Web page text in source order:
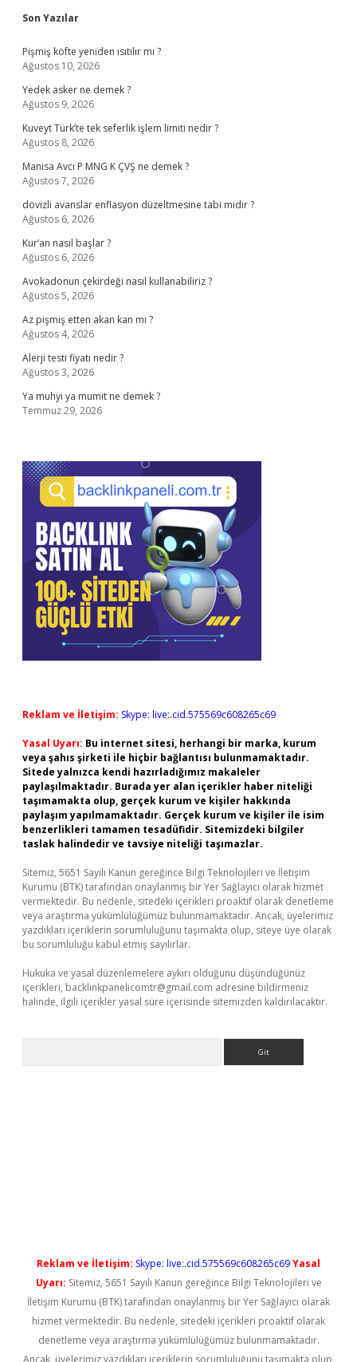
Sidebar
Son Yazılar
Pişmiş köfte yeniden ısıtılır mı ?
Ağustos 10, 2026
Yedek asker ne demek ?
Ağustos 9, 2026
Kuveyt Türk’te tek seferlik işlem limiti nedir ?
Ağustos 8, 2026
Manisa Avcı P MNG K ÇVŞ ne demek ?
Ağustos 7, 2026
dövizli avanslar enflasyon düzeltmesine tabi midir ?
Ağustos 6, 2026
Kur’an nasıl başlar ?
Ağustos 6, 2026
Avokadonun çekirdeği nasıl kullanabiliriz ?
Ağustos 5, 2026
Az pişmiş etten akan kan mı ?
Ağustos 4, 2026
Alerji testi fiyatı nedir ?
Ağustos 3, 2026
Ya muhyi ya mumit ne demek ?
Temmuz 29, 2026
Reklam ve İletişim: Skype: live:.cid.575569c608265c69
Yasal Uyarı: Bu internet sitesi, herhangi bir marka, kurum
veya şahıs şirketi ile hiçbir bağlantısı bulunmamaktadır.
Sitede yalnızca kendi hazırladığımız makaleler
paylaşılmaktadır. Burada yer alan içerikler haber niteliği
taşımamakta olup, gerçek kurum ve kişiler hakkında
paylaşım yapılmamaktadır. Gerçek kurum ve kişiler ile isim
benzerlikleri tamamen tesadüfidir. Sitemizdeki bilgiler
taslak halindedir ve tavsiye niteliği taşımazlar.
Sitemiz, 5651 Sayılı Kanun gereğince Bilgi Teknolojileri ve İletişim
Kurumu (BTK) tarafından onaylanmış bir Yer Sağlayıcı olarak hizmet
vermektedir. Bu nedenle, sitedeki içerikleri proaktif olarak denetleme
veya araştırma yükümlülüğümüz bulunmamaktadır. Ancak, üyelerimiz
yazdıkları içeriklerin sorumluluğunu taşımakta olup, siteye üye olarak
bu sorumluluğu kabul etmiş sayılırlar.
Hukuka ve yasal düzenlemelere aykırı olduğunu düşündüğünüz
içerikleri, backlinkpanelicomtr@gmail.com adresine bildirmeniz
halinde, ilgili içerikler yasal süre içerisinde sitemizden kaldırılacaktır.
Reklam ve İletişim: Skype: live:.cid.575569c608265c69Yasal
Uyarı: Sitemiz, 5651 Sayılı Kanun gereğince Bilgi Teknolojileri ve
İletişim Kurumu (BTK) tarafından onaylanmış bir Yer Sağlayıcı olarak
hizmet vermektedir. Bu nedenle, sitedeki içerikleri proaktif olarak
denetleme veya araştırma yükümlülüğümüz bulunmamaktadır.
Ancak, üyelerimiz yazdıkları içeriklerin sorumluluğunu taşımakta olup,